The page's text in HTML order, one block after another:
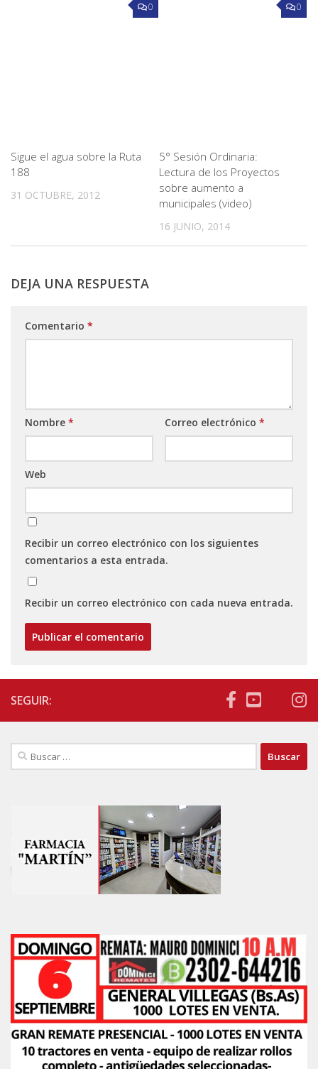
0
Sigue el agua sobre la Ruta
188
31 OCTUBRE, 2012
0
5° Sesión Ordinaria:
Lectura de los Proyectos
sobre aumento a
municipales (video)
16 JUNIO, 2014
DEJA UNA RESPUESTA
Comentario *
Nombre * Correo electrónico *
Web
Recibir un correo electrónico con los siguientes
comentarios a esta entrada.
Recibir un correo electrónico con cada nueva entrada.
SEGUIR:
Buscar: